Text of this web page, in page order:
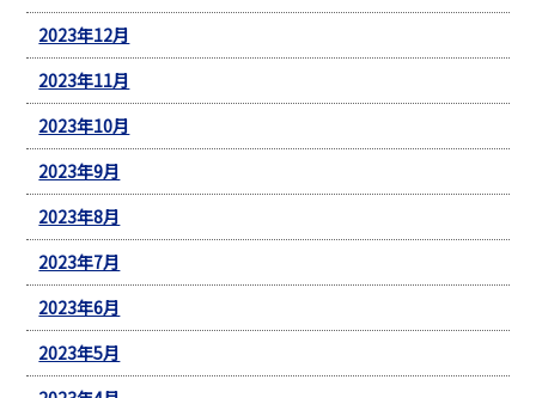
2023年12月
2023年11月
2023年10月
2023年9月
2023年8月
2023年7月
2023年6月
2023年5月